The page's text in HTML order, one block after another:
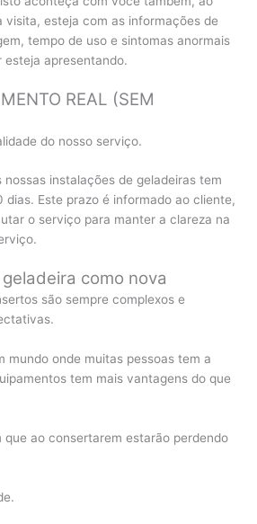
visita, esteja com as informações de
tempo de uso e sintomas anormais
esteja apresentando.
REAL (SEM
do nosso serviço.
instalações de geladeiras tem
dias. Este prazo é informado ao cliente,
o serviço para manter a clareza na
como nova
são sempre complexos e
mundo onde muitas pessoas tem a
tem mais vantagens do que
que ao consertarem estarão perdendo